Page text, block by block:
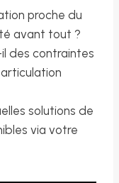
proche du
avant tout ?
des contraintes
solutions de
via votre